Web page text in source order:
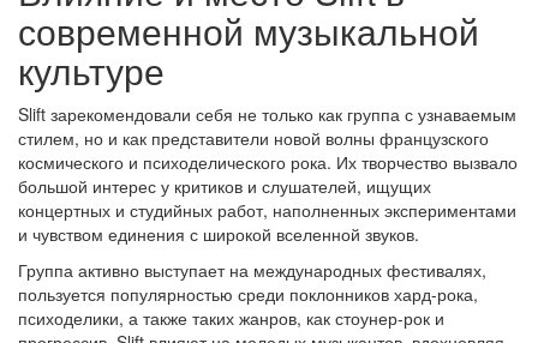
современной музыкальной
культуре
Slift зарекомендовали себя не только как группа с узнаваемым
стилем, но и как представители новой волны французского
космического и психоделического рока. Их творчество вызвало
большой интерес у критиков и слушателей, ищущих
концертных и студийных работ, наполненных экспериментами
и чувством единения с широкой вселенной звуков.
Группа активно выступает на международных фестивалях,
пользуется популярностью среди поклонников хард-рока,
психоделики, а также таких жанров, как стоунер-рок и